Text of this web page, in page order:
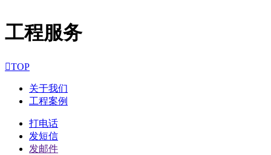
工程服务
TOP
关于我们
工程案例
打电话
发短信
发邮件